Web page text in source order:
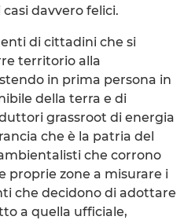
davvero felici.
di cittadini che si
territorio alla
in prima persona in
della terra e di
grassroot di energia
che è la patria del
che corrono
proprie zone a misurare i
che decidono di adottare
a quella ufficiale,